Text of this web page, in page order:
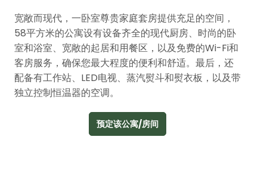
宽敞而现代，一卧室尊贵家庭套房提供充足的空间，
58平方米的公寓设有设备齐全的现代厨房、时尚的卧
室和浴室、宽敞的起居和用餐区，以及免费的Wi-Fi和
客房服务，确保您最大程度的便利和舒适。最后，还
配备有工作站、LED电视、蒸汽熨斗和熨衣板，以及带
独立控制恒温器的空调。
预定该公寓/房间